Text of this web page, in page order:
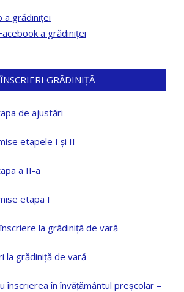
a grădiniței
a grădiniței
ÎNSCRIERI GRĂDINIȚĂ
de ajustări
etapele I și II
a II-a
etapa I
la grădiniță de vară
la grădiniță de vară
înscrierea în învățământul preșcolar –